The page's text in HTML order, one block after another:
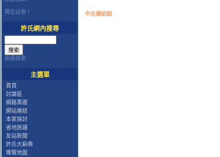
現在註冊！
許氏網內搜尋
高級搜索
主選單
首頁
討論區
網路票選
網站連結
本家探討
省地族譜
友站新聞
許氏大辭典
導覽地圖
中左連結組